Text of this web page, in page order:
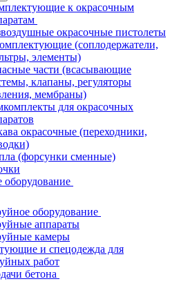
к окрасочным
окрасочные пистолеты
(соплодержатели,
элементы)
части (всасывающие
клапаны, регуляторы
мембраны)
для окрасочных
окрасочные (переходники,
(форсунки сменные)
оборудование
оборудование
аппараты
камеры
и спецодежда для
работ
бетона